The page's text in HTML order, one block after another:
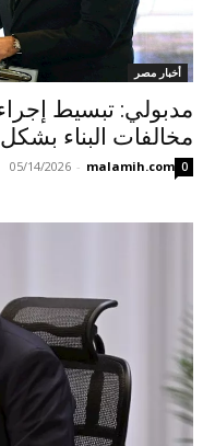
أخبار مصر
مدبولي: تبسيط
مخالفات البناء
malamih.com
-
05/14/2026 0